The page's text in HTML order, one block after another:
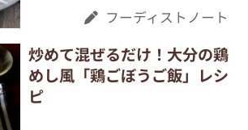
フーディストノート
炒めて混ぜるだけ！大分の鶏
めし風「鶏ごぼうご飯」レシ
ピ